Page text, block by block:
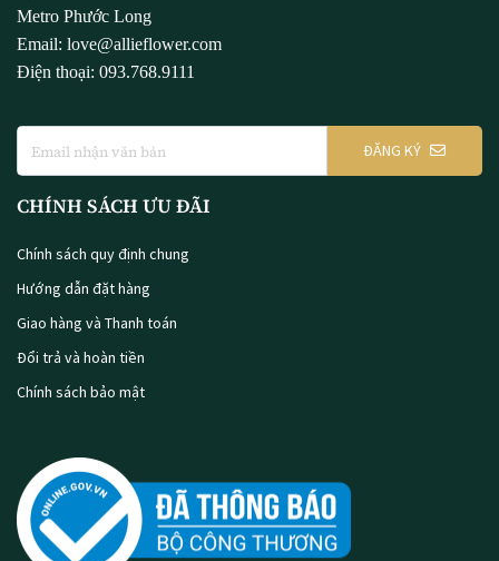
Metro Phước Long
Email: love@allieflower.com
Điện thoại: 093.768.9111
ĐĂNG KÝ
CHÍNH SÁCH ƯU ĐÃI
Chính sách quy định chung
Hướng dẫn đặt hàng
Giao hàng và Thanh toán
Đổi trả và hoàn tiền
Chính sách bảo mật